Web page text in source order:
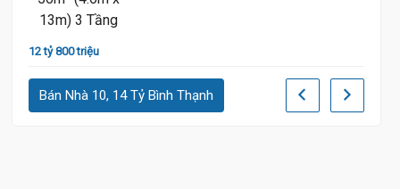
12 tỷ 800 triệu
Bán Nhà 10, 14 Tỷ Bình Thạnh